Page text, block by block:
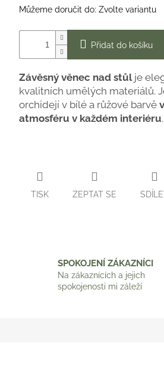
Můžeme doručit do: Zvolte variantu
Přidat do košíku
Závěsný věnec nad stůlje
kvalitních umělých materiálů.
orchidejí v bílé a růžové barvě
atmosféru v každém interiéru
TISK ZEPTAT SE
SPOKOJENÍ ZÁKAZNÍCI
Na zákaznících a jejich
spokojenosti mi záleží